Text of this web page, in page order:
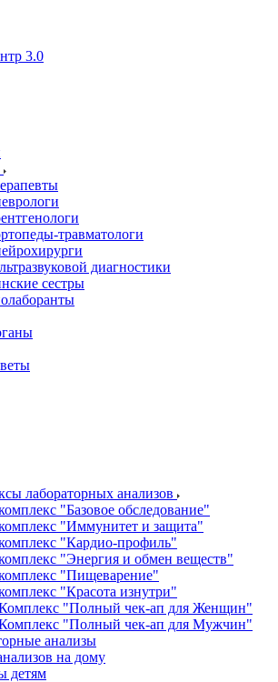
травматологи
диагностики
сестры
лабораторных анализов
"Базовое обследование"
"Иммунитет и защита"
"Кардио-профиль"
"Энергия и обмен веществ"
"Пищеварение"
"Красота изнутри"
"Полный чек-ап для Женщин"
"Полный чек-ап для Мужчин"
анализы
на дому
детям